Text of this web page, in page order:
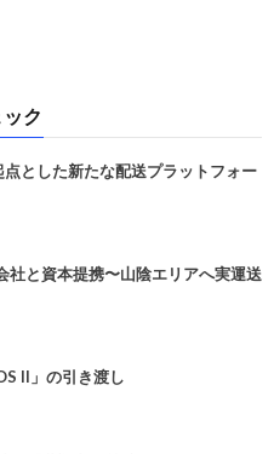
ク
とした新たな配送プラットフォー
と資本提携〜山陰エリアへ実運送
II」の引き渡し